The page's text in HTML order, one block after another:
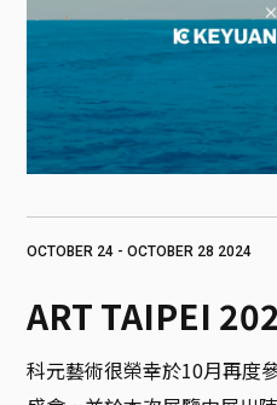
OCTOBER 24 - OCTOBER 28 2024
ART TAIPEI
科元藝術很榮幸於10月再度